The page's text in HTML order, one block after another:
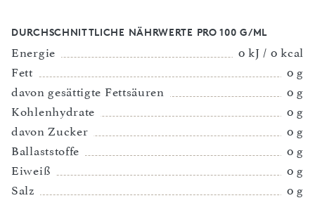
DURCHSCHNITTLICHE NÄHRWERTE PRO 100 G/ML
Energie
0 kJ / 0 kcal
Fett
0 g
davon gesättigte Fettsäuren
0 g
Kohlenhydrate
0 g
davon Zucker
0 g
Ballaststoffe
0 g
Eiweiß
0 g
Salz
0 g